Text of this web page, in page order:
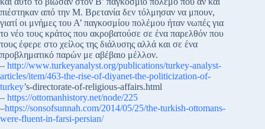
πιέστηκαν από την Μ. Βρετανία δεν τόλμησαν να μπουν,
γιατί οι μνήμες του Α’ παγκοσμίου πολέμου ήταν νωπές για
το νέο τους κράτος που ακροβατούσε σε ένα παρελθόν που
τους έφερε στο χείλος της διάλυσης αλλά και σε ένα
προβληματικό παρών με αβέβαιο μέλλον.
– http://www.turkeyanalyst.org/publications/turkey-analyst-
articles/item/463-the-rise-of-diyanet-the-politicization-of-
turkey’s-directorate-of-religious-affairs.html
– https://ottomanhistory.net/node/225
–https://sonsofsunnah.com/2014/05/25/the-turkish-ottomans-
were-fluent-in-farsi-persian/